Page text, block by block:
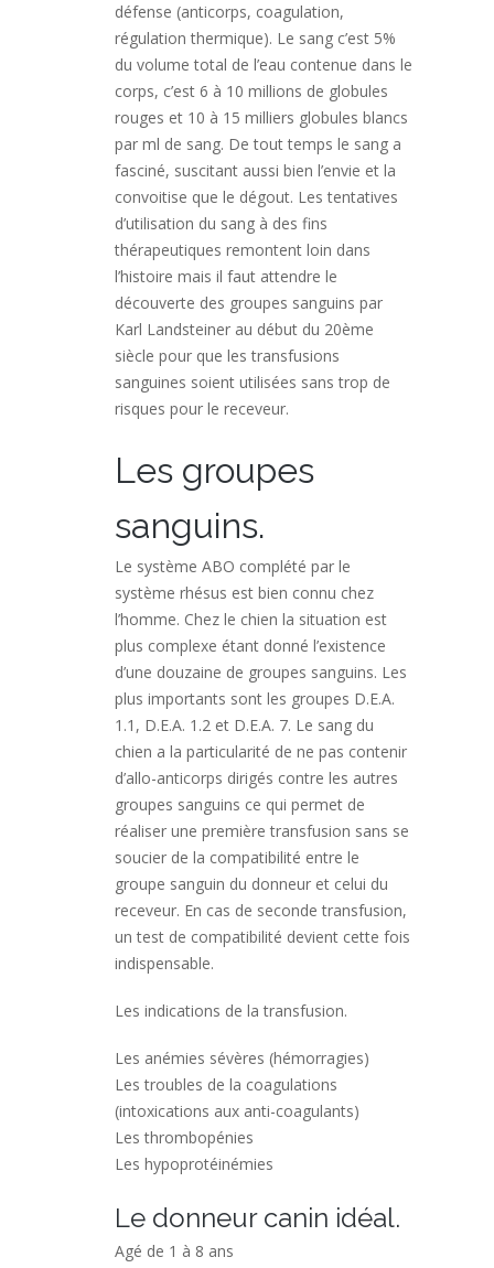
défense (anticorps, coagulation,
régulation thermique). Le sang c’est 5%
du volume total de l’eau contenue dans le
corps, c’est 6 à 10 millions de globules
rouges et 10 à 15 milliers globules blancs
par ml de sang. De tout temps le sang a
fasciné, suscitant aussi bien l’envie et la
convoitise que le dégout. Les tentatives
d’utilisation du sang à des fins
thérapeutiques remontent loin dans
l’histoire mais il faut attendre le
découverte des groupes sanguins par
Karl Landsteiner au début du 20ème
siècle pour que les transfusions
sanguines soient utilisées sans trop de
risques pour le receveur.
Les groupes
sanguins.
Le système ABO complété par le
système rhésus est bien connu chez
l’homme. Chez le chien la situation est
plus complexe étant donné l’existence
d’une douzaine de groupes sanguins. Les
plus importants sont les groupes D.E.A.
1.1, D.E.A. 1.2 et D.E.A. 7. Le sang du
chien a la particularité de ne pas contenir
d’allo-anticorps dirigés contre les autres
groupes sanguins ce qui permet de
réaliser une première transfusion sans se
soucier de la compatibilité entre le
groupe sanguin du donneur et celui du
receveur. En cas de seconde transfusion,
un test de compatibilité devient cette fois
indispensable.
Les indications de la transfusion.
Les anémies sévères (hémorragies)
Les troubles de la coagulations
(intoxications aux anti-coagulants)
Les thrombopénies
Les hypoprotéinémies
Le donneur canin idéal.
Agé de 1 à 8 ans